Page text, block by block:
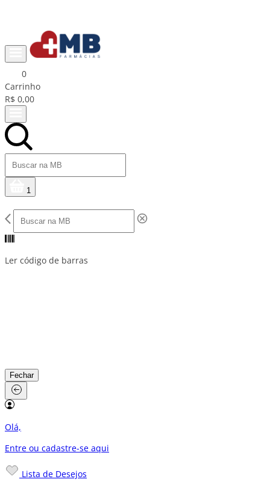
0
Carrinho
R$ 0,00
1
Ler código de barras
Fechar
Olá,
Entre ou cadastre-se aqui
Lista de Desejos